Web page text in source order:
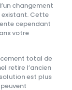
changement
Cette
cependant
votre
total de
retire l’ancien
est plus